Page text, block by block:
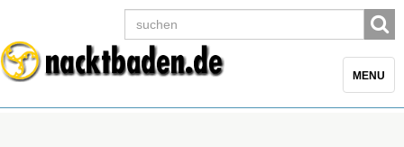
Toggle
MENU